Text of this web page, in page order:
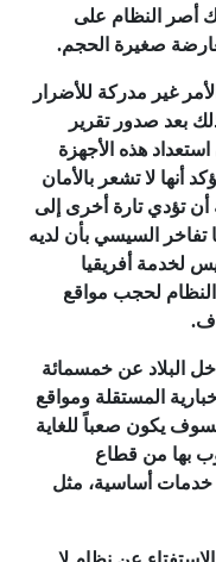
أصر النظام على
صغيرة الحجم.
غير مدركة للأضرار
بعد صدور تقرير
هذه الأجهزة
أنها لا تشعر بالأمان
أن تؤدي تارة أخرى إلى
تفاخر السيسي بأن لديه
لخدمة أفريقيا
لحجب مواقع
البلاد عن خمسمائة
المستقلة ومواقع
يكون صعباً للغاية
بها من قطاع
خدمات أساسية، مثل